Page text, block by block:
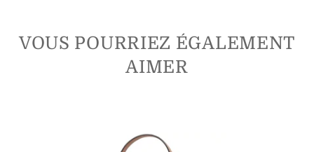
VOUS POURRIEZ ÉGALEMENT
AIMER